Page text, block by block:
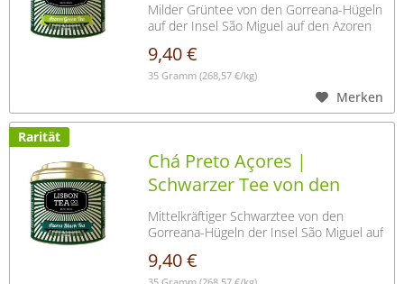
Milder Grüntee von den Gorreana-Hügeln
auf der Insel São Miguel auf den Azoren
9,40 €
35 Gramm (268,57 €/kg)
Merken
Rarität
Chá Preto Açores |
Schwarzer Tee von den
Azoren
Mittelkräftiger Schwarztee von den
Gorreana-Hügeln der Insel São Miguel auf
9,40 €